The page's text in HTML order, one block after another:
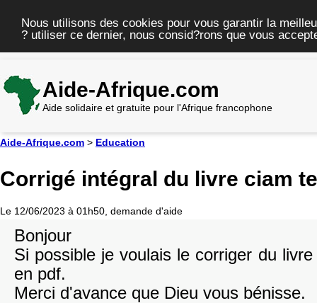
Nous utilisons des cookies pour vous garantir la
? utiliser ce dernier, nous consid?rons que vous
Aide-Afrique.com
Aide solidaire et gratuite pour l'Afrique francophone
Aide-Afrique.com > Education
Corrigé intégral du livre ciam
Le 12/06/2023 à 01h50, demande d'aide
Bonjour
Si possible je voulais le corriger du
en pdf.
Merci d'avance que Dieu vous bénisse.